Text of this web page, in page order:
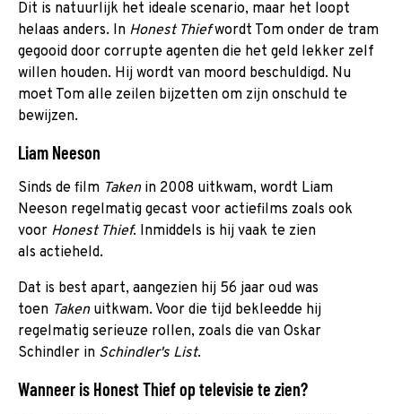
Dit is natuurlijk het ideale scenario, maar het loopt
helaas anders. In Honest Thiefwordt Tom onder de tram
gegooid door corrupte agenten die het geld lekker zelf
willen houden. Hij wordt van moord beschuldigd. Nu
moet Tom alle zeilen bijzetten om zijn onschuld te
bewijzen.
Liam Neeson
Sinds de film Takenin 2008 uitkwam, wordt Liam
Neeson regelmatig gecast voor actiefilms zoals ook
voor Honest Thief. Inmiddels is hij vaak te zien
als actieheld.
Dat is best apart, aangezien hij 56 jaar oud was
toen Takenuitkwam. Voor die tijd bekleedde hij
regelmatig serieuze rollen, zoals die van Oskar
Schindler in Schindler's List.
Wanneer is Honest Thief op televisie te zien?